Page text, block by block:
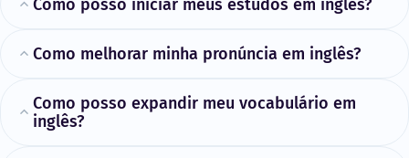
Como posso iniciar meus estudos em inglês?
Como melhorar minha pronúncia em inglês?
Como posso expandir meu vocabulário em
inglês?​